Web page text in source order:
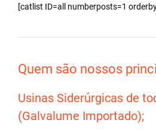
[catlist ID=all numberposts=1
Quem são nossos
Usinas Siderúrgicas de
(Galvalume Importado);